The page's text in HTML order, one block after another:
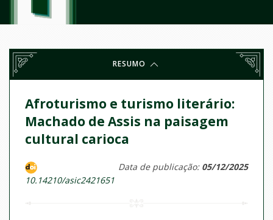
RESUMO
Afroturismo e turismo literário:
Machado de Assis na paisagem
cultural carioca
10.14210/asic2421651
Data de publicação: 05/12/2025